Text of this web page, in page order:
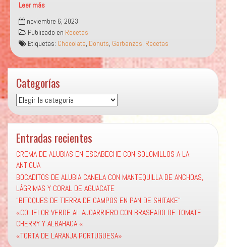
Leer más
“GARBANDONUTS
A
LOS
TRES
CHOCOLATES”
noviembre 6, 2023
Publicado en Recetas
Etiquetas: Chocolate, Donuts, Garbanzos, Recetas
Categorías
Categorías
Entradas recientes
CREMA DE ALUBIAS EN ESCABECHE CON SOLOMILLOS A LA
ANTIGUA
BOCADITOS DE ALUBIA CANELA CON MANTEQUILLA DE ANCHOAS,
LÁGRIMAS Y CORAL DE AGUACATE
“BITOQUES DE TIERRA DE CAMPOS EN PAN DE SHITAKE“
«COLIFLOR VERDE AL AJOARRIERO CON BRASEADO DE TOMATE
CHERRY Y ALBAHACA «
«TORTA DE LARANJA PORTUGUESA»